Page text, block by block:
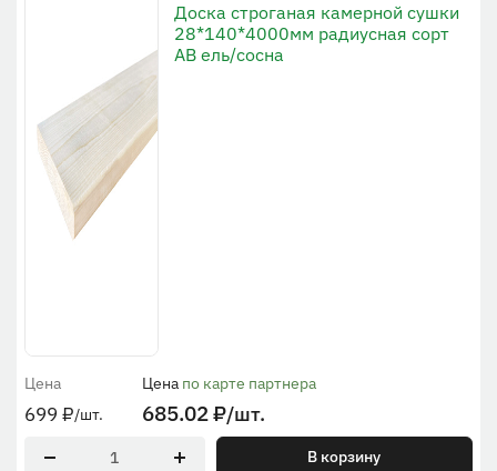
Доска строганая камерной сушки
28*140*4000мм радиусная сорт
АВ ель/сосна
Цена
699 ₽/шт.
Цена по карте партнера
685.02₽/шт.
В корзину